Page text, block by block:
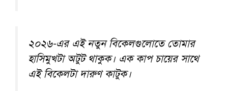
২০২৬-এর এই নতুন বিকেলগুলোতে তোমার
হাসিমুখটা অটুট থাকুক। এক কাপ চায়ের সাথে
এই বিকেলটা দারুণ কাটুক।